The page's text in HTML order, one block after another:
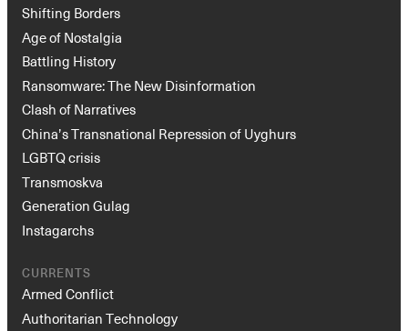
Shifting Borders
Age of Nostalgia
Battling History
Ransomware: The New Disinformation
Clash of Narratives
China’s Transnational Repression of Uyghurs
LGBTQ crisis
Transmoskva
Generation Gulag
Instagarchs
CURRENTS
Armed Conflict
Authoritarian Technology